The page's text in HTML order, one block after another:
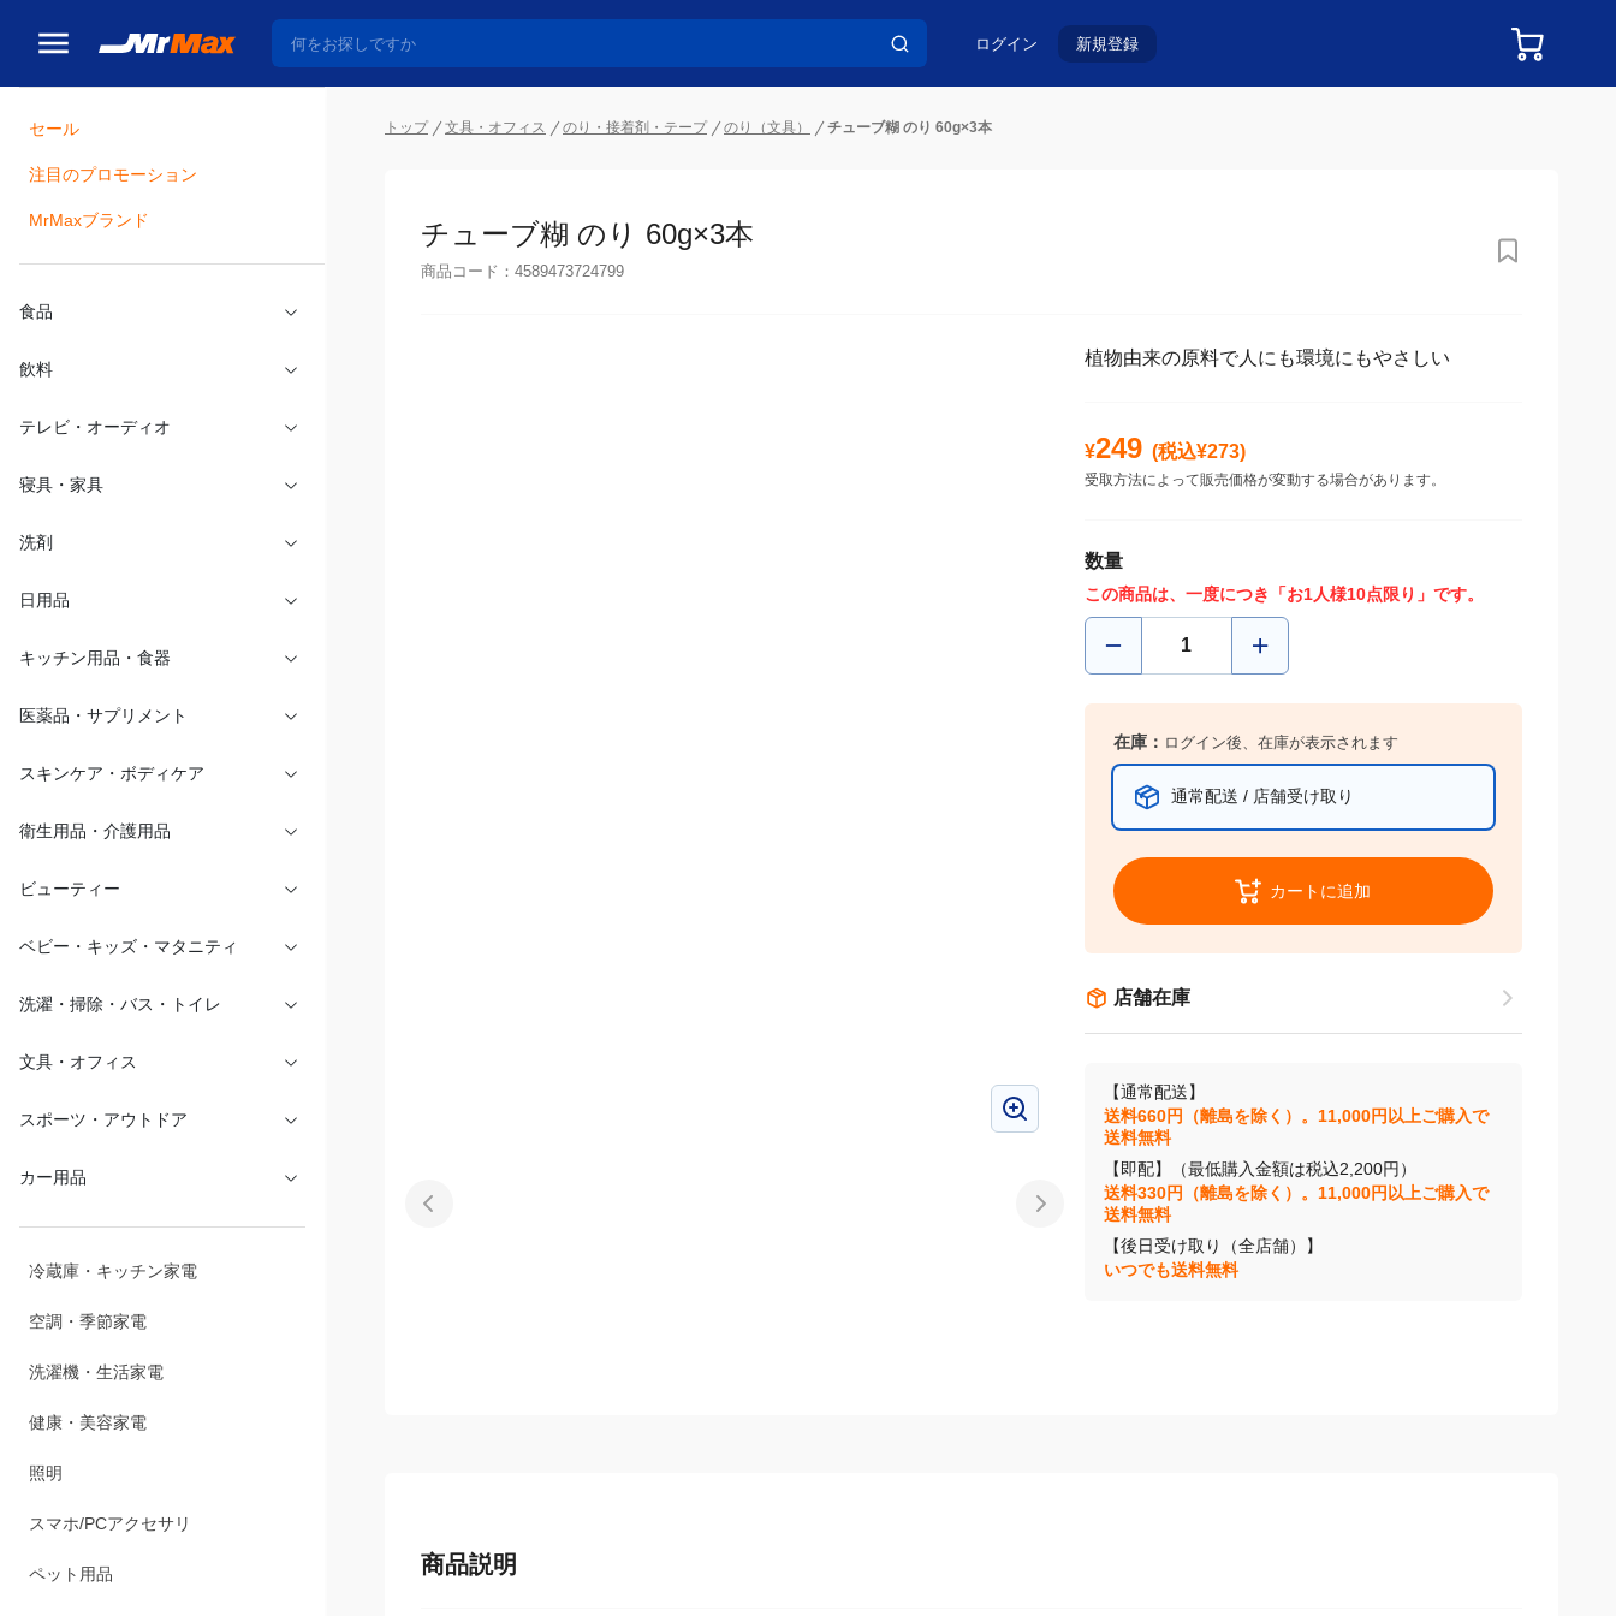
ログイン 新規登録
セール
注目のプロモーション
MrMaxブランド
食品
飲料
洗濯・掃除・バス・トイレ
文具・オフィス
スポーツ・アウトドア
カー用品
冷蔵庫・キッチン家電
空調・季節家電
洗濯機・生活家電
トップ 文具・オフィス のり・接着剤・テープ のり（文具） チューブ糊 のり 60g×3本
チューブ糊 のり 60g×3本
商品コード： 4589473724799
植物由来の原料で人にも環境にもやさしい
¥249 (税込¥273)
受取方法によって販売価格が変動する場合があります。
数量
この商品は、一度につき「お1人様10点限り」です。
在庫： ログイン後、在庫が表示されます
通常配送 / 店舗受け取り
カートに追加
店舗在庫
【通常配送】
送料660円（離島を除く）。11,000円以上ご購入で
【即配】（最低購入金額は税込2,200円）
送料330円（離島を除く）。11,000円以上ご購入で
送料無料
【後日受け取り（全店舗）】